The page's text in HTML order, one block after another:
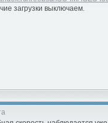
загрузки выключаем.